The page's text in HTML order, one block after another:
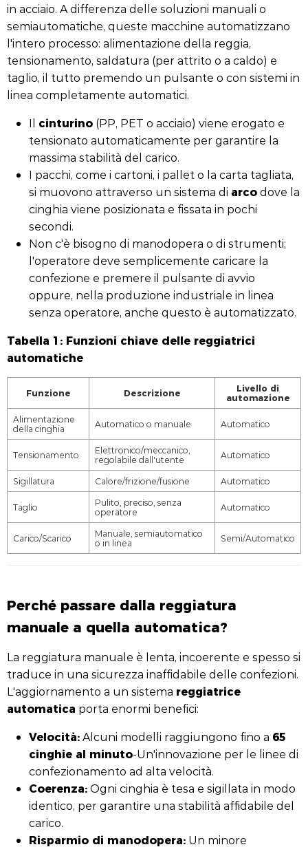
in acciaio. A differenza delle soluzioni manuali o
semiautomatiche, queste macchine automatizzano
l'intero processo: alimentazione della reggia,
tensionamento, saldatura (per attrito o a caldo) e
taglio, il tutto premendo un pulsante o con sistemi in
linea completamente automatici.
Il cinturino (PP, PET o acciaio) viene erogato e
tensionato automaticamente per garantire la
massima stabilità del carico.
I pacchi, come i cartoni, i pallet o la carta tagliata,
si muovono attraverso un sistema di arcodove la
cinghia viene posizionata e fissata in pochi
secondi.
Non c'è bisogno di manodopera o di strumenti;
l'operatore deve semplicemente caricare la
confezione e premere il pulsante di avvio
oppure, nella produzione industriale in linea
senza operatore, anche questo è automatizzato.
Tabella 1: Funzioni chiave delle reggiatrici
automatiche
Funzione Descrizione Livello di
automazione
Alimentazione
della cinghia
Automatico o manuale Automatico
Tensionamento
Elettronico/meccanico,
regolabile dall'utente
Automatico
Sigillatura Calore/frizione/fusione Automatico
Taglio
Pulito, preciso, senza
operatore
Automatico
Carico/Scarico
Manuale, semiautomatico
o in linea
Semi/Automatico
Perché passare dalla reggiatura
manuale a quella automatica?
La reggiatura manuale è lenta, incoerente e spesso si
traduce in una sicurezza inaffidabile delle confezioni.
L'aggiornamento a un sistema reggiatrice
automatica porta enormi benefici:
Velocità:Alcuni modelli raggiungono fino a 65
cinghie al minuto-Un'innovazione per le linee di
confezionamento ad alta velocità.
Coerenza:Ogni cinghia è tesa e sigillata in modo
identico, per garantire una stabilità affidabile del
carico.
Risparmio di manodopera: Un minore